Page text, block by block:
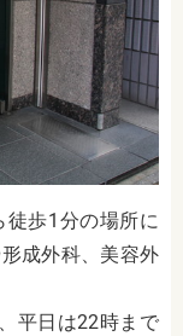
徒歩1分の場所に
成外科、美容外
平日は22時まで